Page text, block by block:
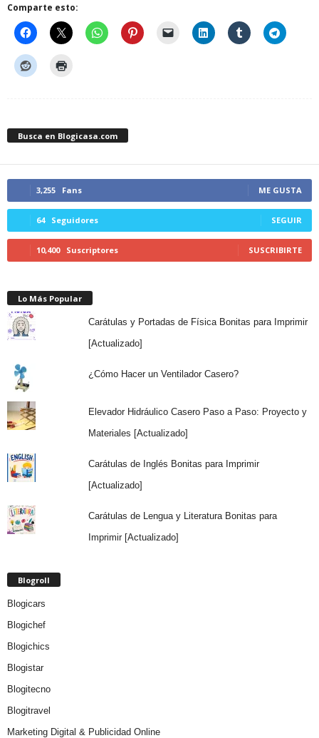
Comparte esto:
Busca en Blogicasa.com
3,255 Fans ME GUSTA
64 Seguidores SEGUIR
10,400 Suscriptores SUSCRIBIRTE
Lo Más Popular
Carátulas y Portadas de Física Bonitas para Imprimir
[Actualizado]
¿Cómo Hacer un Ventilador Casero?
Elevador Hidráulico Casero Paso a Paso: Proyecto y
Materiales [Actualizado]
Carátulas de Inglés Bonitas para Imprimir
[Actualizado]
Carátulas de Lengua y Literatura Bonitas para
Imprimir [Actualizado]
Blogroll
Blogicars
Blogichef
Blogichics
Blogistar
Blogitecno
Blogitravel
Marketing Digital & Publicidad Online